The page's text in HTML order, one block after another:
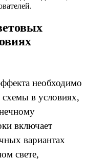
необходимо
схемы в условиях,
включает
вариантах
свете,